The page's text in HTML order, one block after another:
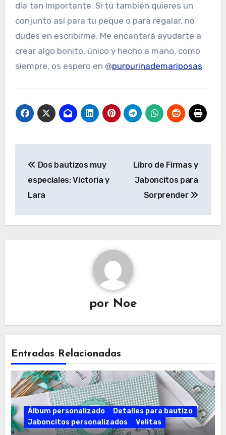
día tan importante. Si tú también quieres un
conjunto así para tu peque o para regalar, no
dudes en escribirme. Me encantará ayudarte a
crear algo bonito, único y hecho a mano, como
siempre, os espero en @purpurinademariposas
de
entradas
Dos bautizos muy
especiales: Victoria y
Lara
Libro de Firmas y
Jaboncitos para
Sorprender
por Noe
Entradas Relacionadas
Álbum personalizado
Detalles para bautizo
Jaboncitos personalizados
Velitas